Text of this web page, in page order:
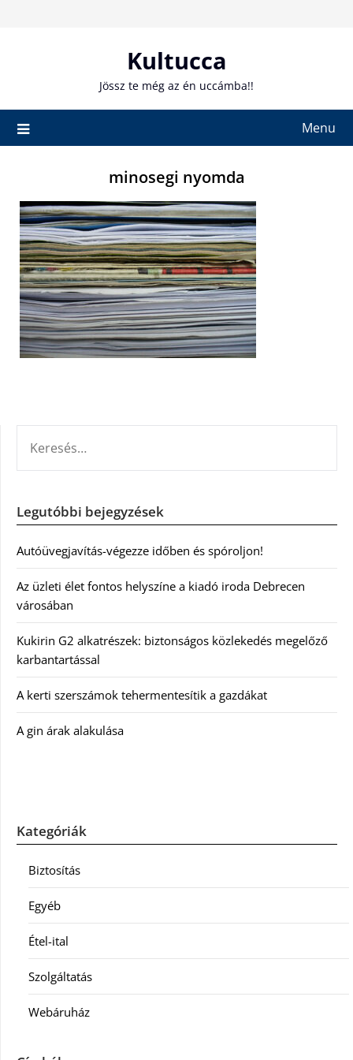
Kultucca
Jössz te még az én uccámba!!
Menu
minosegi nyomda
Legutóbbi bejegyzések
Autóüvegjavítás-végezze időben és spóroljon!
Az üzleti élet fontos helyszíne a kiadó iroda Debrecen
városában
Kukirin G2 alkatrészek: biztonságos közlekedés megelőző
karbantartással
A kerti szerszámok tehermentesítik a gazdákat
A gin árak alakulása
Kategóriák
Biztosítás
Egyéb
Étel-ital
Szolgáltatás
Webáruház